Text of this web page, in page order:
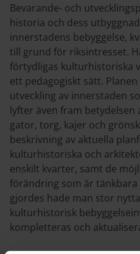
Bevarande- och
historia och dess
innerstadens bebyggelse,
till grund för riksintresset.
förtydligas kulturhistoriska
ett pedagogiskt sätt.
utveckling av innerstaden
lyfter även fram betydelsen
gator, torg, kajer och
beskrivning av aktuella
kulturhistoriska och
enskilt kvarter, samt de
förändring som är
gjordes hade man stor
kulturhistorisk
kompletteras och